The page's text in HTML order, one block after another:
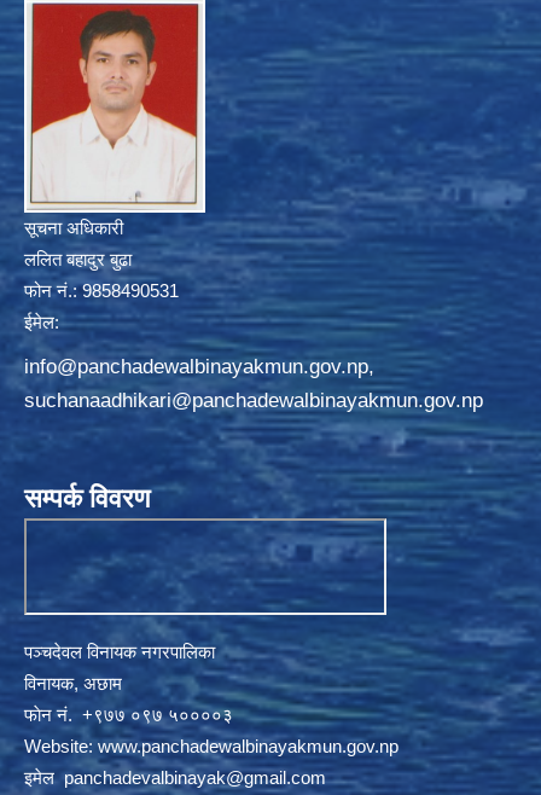
सूचना अधिकारी
ललित बहादुर बुढा
फोन नं.: 9858490531
ईमेल:
info@panchadewalbinayakmun.gov.np,
suchanaadhikari@panchadewalbinayakmun.gov.np
सम्पर्क विवरण
पञ्चदेवल विनायक नगरपालिका
विनायक, अछाम
फाेन नं‍‍‍‍. ‌+९७७ ०९७ ५००००३
Website: www.panchadewalbinayakmun.gov.np
इमेलpanchadevalbinayak@gmail.com